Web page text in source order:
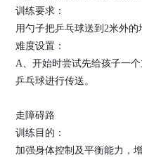
训练要求：
用勺子把乒乓球送到2米外的
难度设置：
A、开始时尝试先给孩子一
乒乓球进行传送。
走障碍路
训练目的：
加强身体控制及平衡能力，